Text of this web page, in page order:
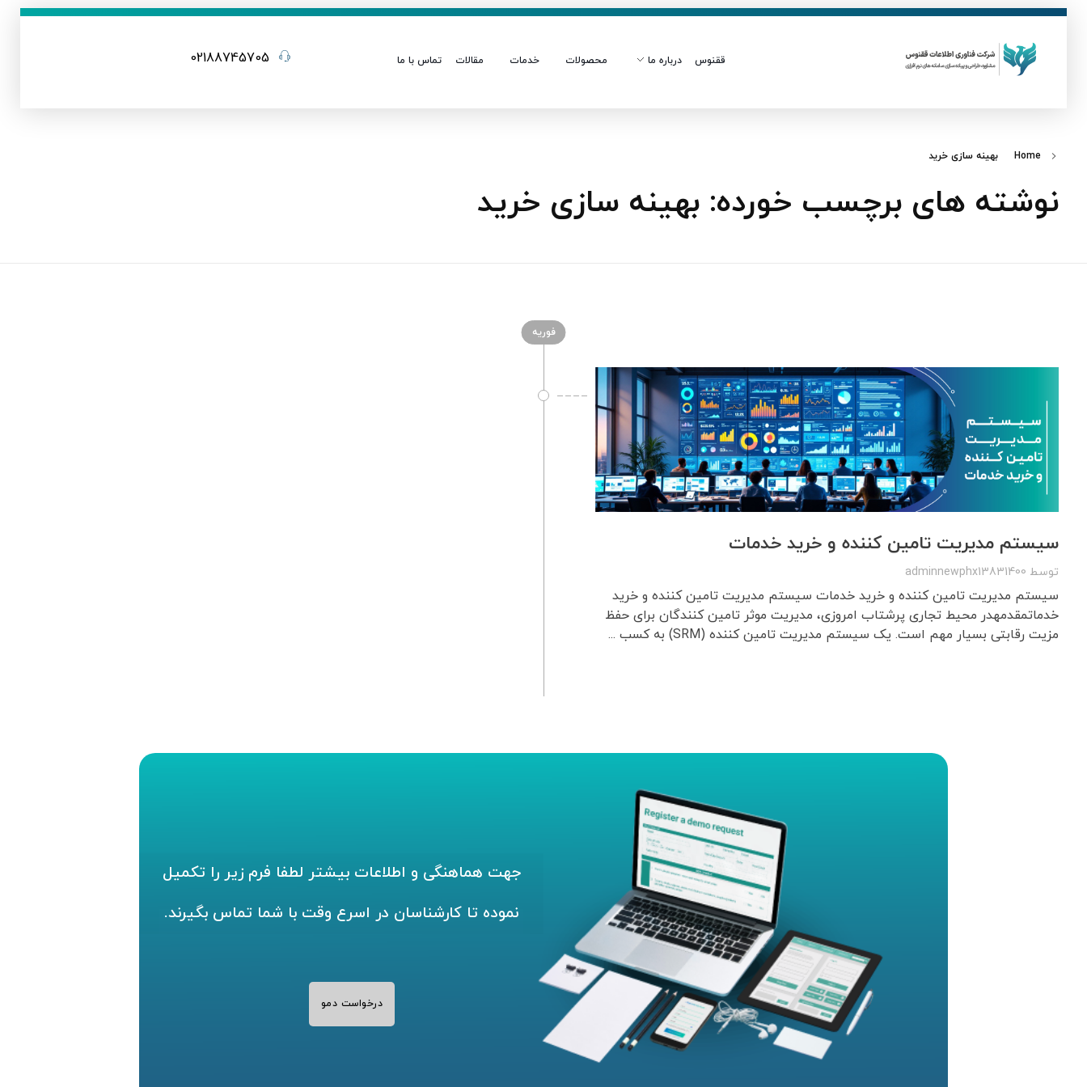
ققنوس درباره ما محصولات خدمات مقالات تماس با ما 02188745705
Home بهینه سازی خرید
نوشته های برچسب خورده: بهینه سازی خرید
فوریه
سیستم مدیریت تامین کننده و خرید خدمات
توسط adminnewphx13831400
سیستم مدیریت تامین کننده و خرید خدمات سیستم مدیریت تامین کننده و خرید
خدماتمقدمهدر محیط تجاری پرشتاب امروزی، مدیریت موثر تامین کنندگان برای حفظ
مزیت رقابتی بسیار مهم است. یک سیستم مدیریت تامین کننده (SRM) به کسب ...
جهت هماهنگی و اطلاعات بیشتر لطفا فرم زیر را تکمیل
نموده تا کارشناسان در اسرع وقت با شما تماس بگیرند.
درخواست دمو